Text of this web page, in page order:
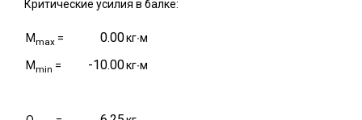
Критические усилия в балке:
Mmax = 0.00кг∙м
Mmin = -10.00кг∙м